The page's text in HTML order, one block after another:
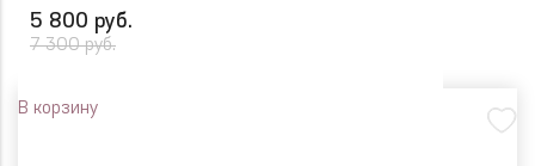
5 800 руб.
7 300 руб.
В корзину